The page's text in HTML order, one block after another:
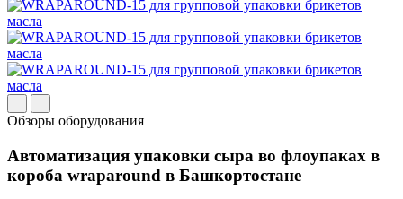
Обзоры оборудования
Автоматизация упаковки сыра во флоупаках в
короба wraparound в Башкортостане